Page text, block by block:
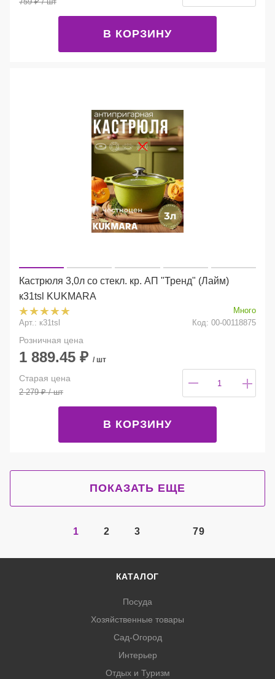
В КОРЗИНУ
Кастрюля 3,0л со стекл. кр. АП "Тренд" (Лайм)
к31tsl KUKMARA
Много
Арт.: к31tsl
Код: 00-00118875
Розничная цена
1 889.45 ₽ / шт
Старая цена
2 279₽/ шт
В КОРЗИНУ
ПОКАЗАТЬ ЕЩЕ
1 2 3 79
КАТАЛОГ
Посуда
Хозяйственные товары
Сад-Огород
Интерьер
Отдых и Туризм